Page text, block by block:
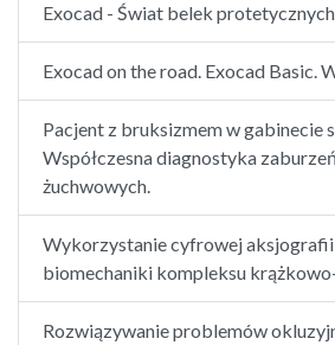
Exocad - Świat belek
Exocad on the road. Exocad Basic.
Pacjent z bruksizmem w gabinecie
Współczesna diagnostyka
żuchwowych.
Wykorzystanie cyfrowej aksjografii
biomechaniki kompleksu
Rozwiązywanie problemów